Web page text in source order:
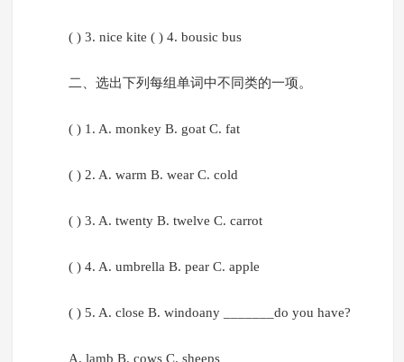
( ) 3. nice kite ( ) 4. bousic bus
二、选出下列每组单词中不同类的一项。
( ) 1. A. monkey B. goat C. fat
( ) 2. A. warm B. wear C. cold
( ) 3. A. twenty B. twelve C. carrot
( ) 4. A. umbrella B. pear C. apple
( ) 5. A. close B. windoany _______do you have?
A. lamb B. cows C. sheeps